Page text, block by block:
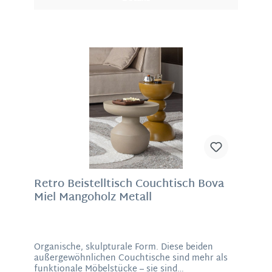
hochwertiger glasierter Keramik, überzeugen die
Tische nicht nur optisch, sondern auch
funktional. Sie sind stabil, pflegeleicht und
vielseitig einsetzbar – als Beistelltisch im
Wohnzimmer, Nachttisch im Schlafzimmer,
Ablage im Flur oder als dekoratives Objekt neben
Sofa oder Lounge-Sessel.Material: KeramikMaße:
45 x 35 cm (H/D)
Retro Beistelltisch Couchtisch Bova
Miel Mangoholz Metall
Organische, skulpturale Form. Diese beiden
außergewöhnlichen Couchtische sind mehr als